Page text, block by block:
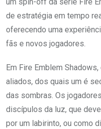
um spin-off da série Fire
de estratégia em tempo
oferecendo uma
fãs e novos jogadores.
Em Fire Emblem
aliados, dos quais um é
das sombras. Os
discípulos da luz, que
por um labirinto, ou como